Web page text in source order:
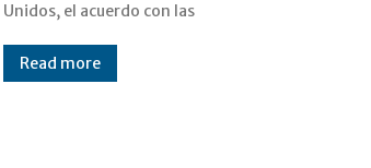
Unidos, el acuerdo con las
Read more